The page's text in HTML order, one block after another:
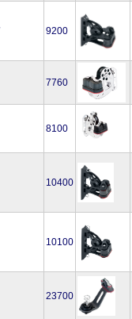
9200
7760
8100
10400
10100
23700